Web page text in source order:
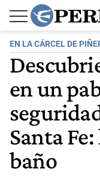
EN LA CÁRCEL DE
en un
Santa
baño